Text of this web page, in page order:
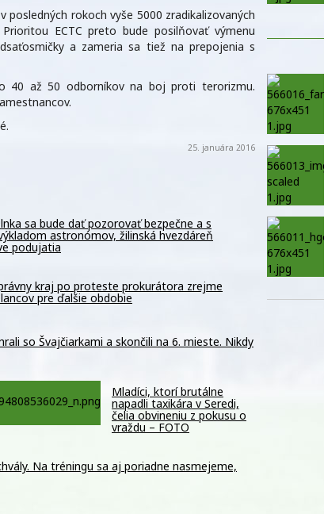
rokoch vyše 5000 zradikalizovaných
ECTC preto bude posilňovať výmenu
a zameria sa tiež na prepojenia s
40 až 50 odborníkov na boj proti terorizmu.
25. januára 2016
sa bude dať pozorovať bezpečne a s
astronómov, žilinská hvezdáreň
podujatia
kraj po proteste prokurátora zrejme
pre ďalšie obdobie
so Švajčiarkami a skončili na 6. mieste. Nikdy
Mladíci, ktorí brutálne
napadli taxikára v Seredi,
čelia obvineniu z pokusu o
vraždu – FOTO
Na tréningu sa aj poriadne nasmejeme,